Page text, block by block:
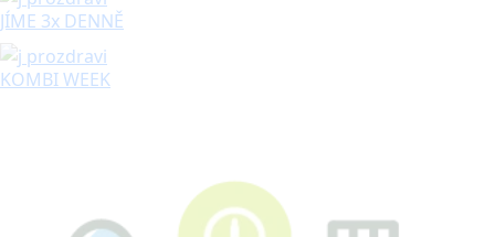
JÍME 3x DENNĚ
KOMBI WEEK